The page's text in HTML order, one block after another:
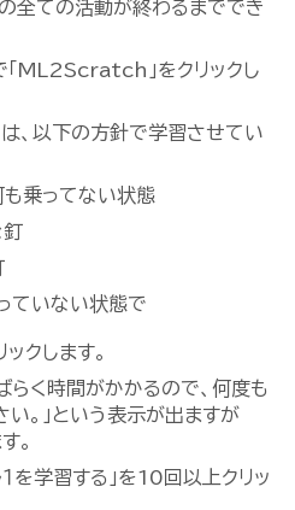
全ての活動が終わるまででき
「ML2Scratch」をクリックし
、以下の方針で学習させてい
も乗ってない状態
釘
ていない状態で
ックします。
らく時間がかかるので、何度も
い。」という表示が出ますが
。
を学習する」を10回以上クリッ